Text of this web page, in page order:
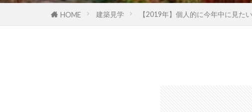
HOME 建築見学 【2019年】個人的に今年中に見た